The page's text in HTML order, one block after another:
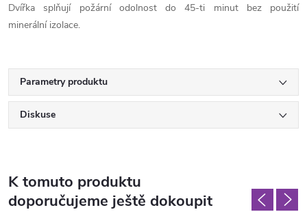
Dvířka splňují požární odolnost do 45-ti minut bez použití
minerální izolace.
Parametry produktu
Diskuse
K tomuto produktu
doporučujeme ještě dokoupit